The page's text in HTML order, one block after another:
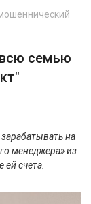
семью
на
менеджера» из
счета.